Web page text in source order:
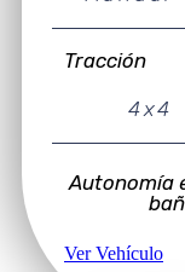
Tracción
4x4
Autonomía
Ver Vehículo